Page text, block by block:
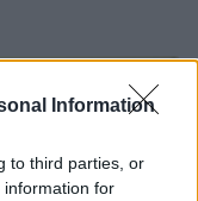
Information
to third parties, or
information for